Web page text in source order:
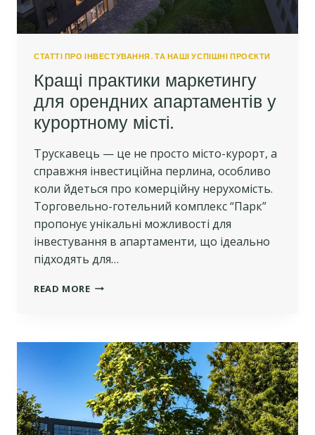
СТАТТІ ПРО ІНВЕСТУВАННЯ. ТА НАШІ УСПІШНІ ПРОЄКТИ
Кращі практики маркетингу
для орендних апартаментів у
курортному місті.
Трускавець — це не просто місто-курорт, а
справжня інвестиційна перлина, особливо
коли йдеться про комерційну нерухомість.
Торговельно-готельний комплекс “Парк”
пропонує унікальні можливості для
інвестування в апартаменти, що ідеально
підходять для…
READ MOREКРАЩІ
ОРЕНДНИХ
АПАРТАМЕНТІВ
У
КУРОРТНОМУ
МІСТІ.